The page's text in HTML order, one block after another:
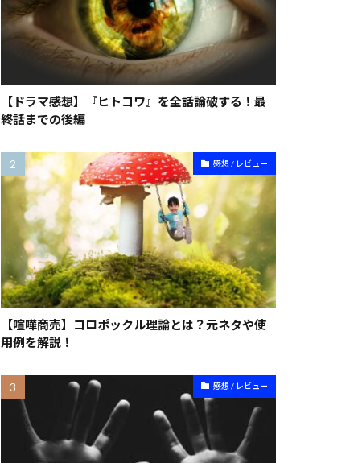
【ドラマ感想】『ヒトコワ』を全話論破する！最
終話までの後編
感想 / レビュー
【喧嘩商売】コロポックル理論とは？元ネタや使
用例を解説！
感想 / レビュー